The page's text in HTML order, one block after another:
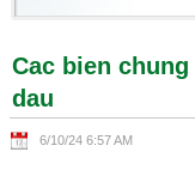
Cac bien chung
Cac bien
dau
6/10/24 6:57 AM